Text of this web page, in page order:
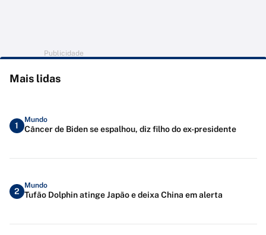
Publicidade
Mais lidas
1
Mundo
Câncer de Biden se espalhou, diz filho do ex-presidente
2
Mundo
Tufão Dolphin atinge Japão e deixa China em alerta